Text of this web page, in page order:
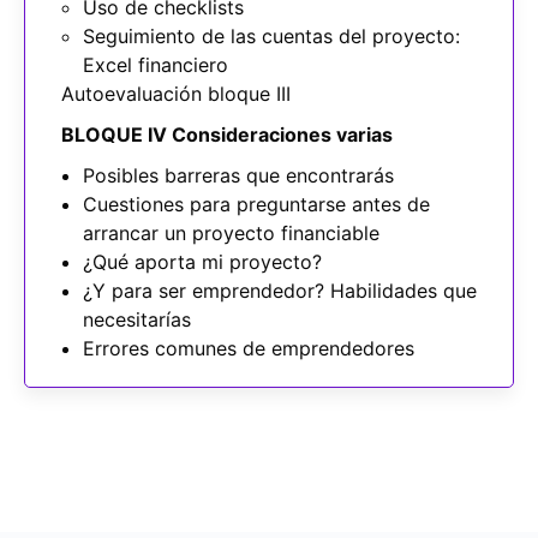
Uso de checklists
Seguimiento de las cuentas del proyecto:
Excel financiero
Autoevaluación bloque III
BLOQUE IV Consideraciones varias
Posibles barreras que encontrarás
Cuestiones para preguntarse antes de
arrancar un proyecto financiable
¿Qué aporta mi proyecto?
¿Y para ser emprendedor? Habilidades que
necesitarías
Errores comunes de emprendedores